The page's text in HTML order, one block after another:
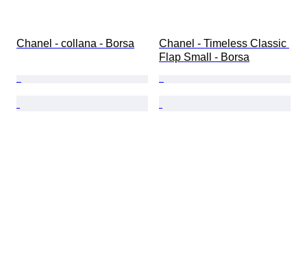
Chanel - collana - Borsa
Chanel - Timeless Classic
Flap Small - Borsa